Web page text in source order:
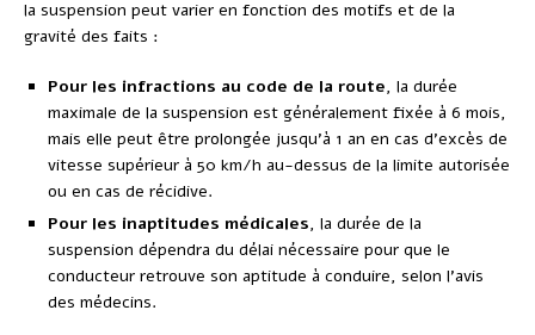
la suspension peut varier en fonction des motifs et de la
gravité des faits :
Pour les infractions au code de la route, la durée
maximale de la suspension est généralement fixée à 6 mois,
mais elle peut être prolongée jusqu’à 1 an en cas d’excès de
vitesse supérieur à 50 km/h au-dessus de la limite autorisée
ou en cas de récidive.
Pour les inaptitudes médicales, la durée de la
suspension dépendra du délai nécessaire pour que le
conducteur retrouve son aptitude à conduire, selon l’avis
des médecins.